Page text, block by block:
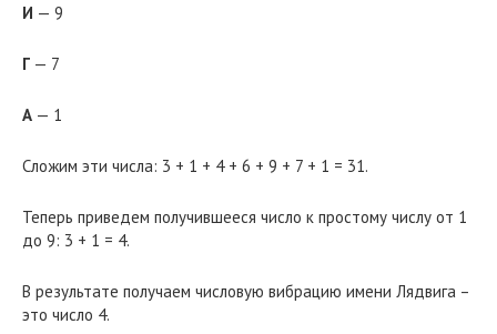
И — 9
Г — 7
А — 1
Сложим эти числа: 3 + 1 + 4 + 6 + 9 + 7 + 1 = 31.
Теперь приведем получившееся число к простому числу от 1
до 9: 3 + 1 = 4.
В результате получаем числовую вибрацию имени Лядвига –
это число 4.